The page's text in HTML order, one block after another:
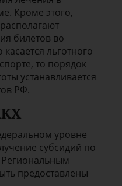
Кроме этого,
билетов во
льготного
то порядок
устанавливается
РФ.
уровне
субсидий по
предоставлены